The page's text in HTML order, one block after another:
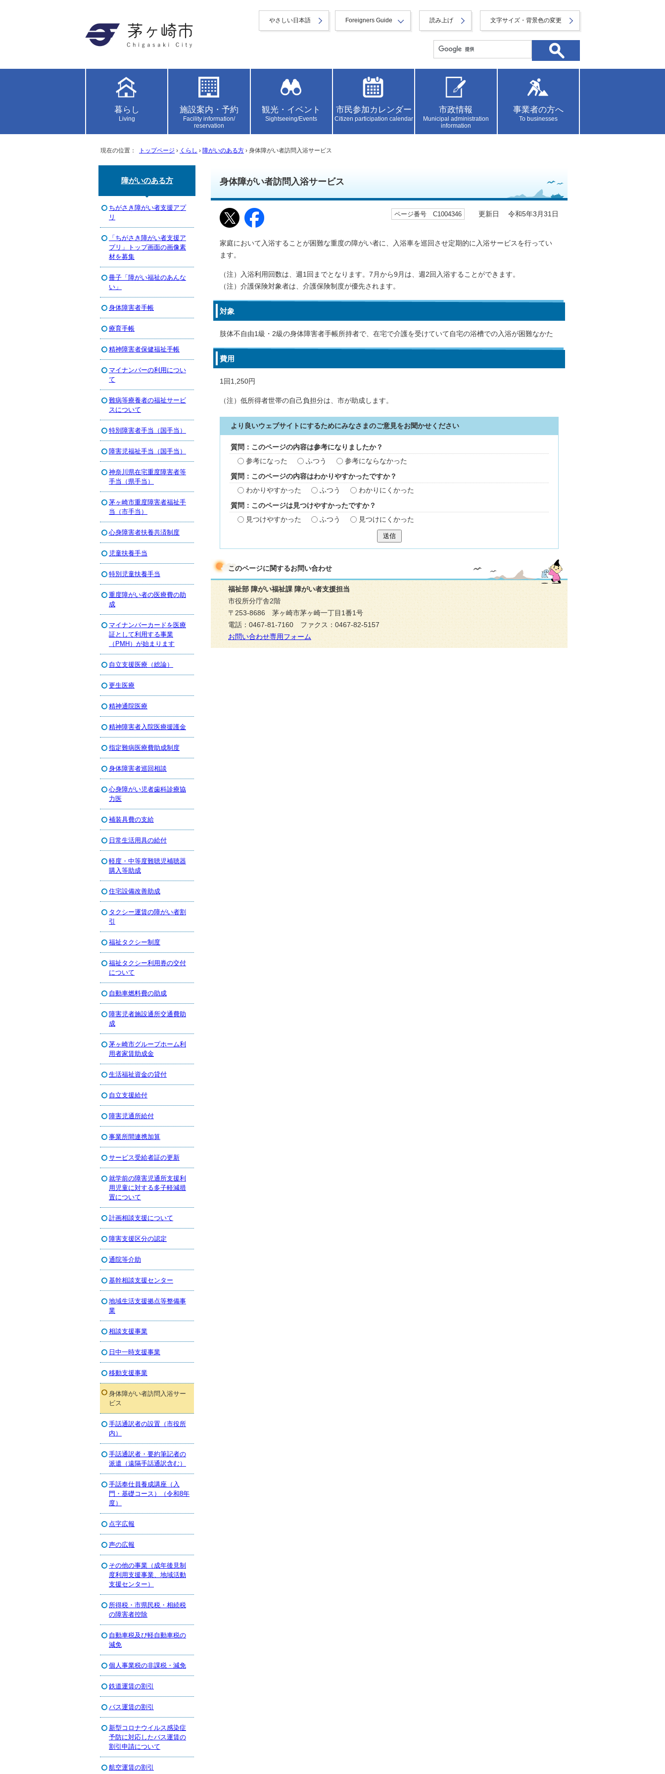
やさしい日本語 Foreigners Guide 読み上げ 文字サイズ・背景色の変更
暮らし
Living
施設案内・予約
Facility information/
reservation
観光・イベント
Sightseeing/Events
市民参加カレンダー
Citizen participation calendar
市政情報
Municipal administration
information
事業者の方へ
To businesses
現在の位置： トップページ › くらし › 障がいのある方 › 身体障がい者訪問入浴サービス
身体障がい者訪問入浴サービス
ページ番号 C1004346 更新日 令和5年3月31日
家庭において入浴することが困難な重度の障がい者に、入浴車を巡回させ定期的に入浴サービスを行ってい
ます。
（注）入浴利用回数は、週1回までとなります。7月から9月は、週2回入浴することができます。
（注）介護保険対象者は、介護保険制度が優先されます。
対象
肢体不自由1級・2級の身体障害者手帳所持者で、在宅で介護を受けていて自宅の浴槽での入浴が困難なかた
費用
1回1,250円
（注）低所得者世帯の自己負担分は、市が助成します。
より良いウェブサイトにするためにみなさまのご意見をお聞かせください
質問：このページの内容は参考になりましたか？
参考になった
ふつう 参考にならなかった
質問：このページの内容はわかりやすかったですか？
わかりやすかった
ふつう わかりにくかった
質問：このページは見つけやすかったですか？
見つけやすかった
ふつう 見つけにくかった
送信
このページに関するお問い合わせ
福祉部 障がい福祉課 障がい者支援担当
市役所分庁舎2階
〒253-8686 茅ヶ崎市茅ヶ崎一丁目1番1号
電話：0467-81-7160 ファクス：0467-82-5157
お問い合わせ専用フォーム
障がいのある方
ちがさき障がい者支援アプ
リ
「ちがさき障がい者支援ア
プリ」トップ画面の画像素
材を募集
冊子「障がい福祉のあんな
い」
身体障害者手帳
療育手帳
精神障害者保健福祉手帳
マイナンバーの利用につい
て
難病等療養者の福祉サービ
スについて
特別障害者手当（国手当）
障害児福祉手当（国手当）
神奈川県在宅重度障害者等
手当（県手当）
茅ヶ崎市重度障害者福祉手
当（市手当）
心身障害者扶養共済制度
児童扶養手当
特別児童扶養手当
重度障がい者の医療費の助
成
マイナンバーカードを医療
証として利用する事業
（PMH）が始まります
自立支援医療（総論）
更生医療
精神通院医療
精神障害者入院医療援護金
指定難病医療費助成制度
身体障害者巡回相談
心身障がい児者歯科診療協
力医
補装具費の支給
日常生活用具の給付
軽度・中等度難聴児補聴器
購入等助成
住宅設備改善助成
タクシー運賃の障がい者割
引
福祉タクシー制度
福祉タクシー利用券の交付
について
自動車燃料費の助成
障害児者施設通所交通費助
成
茅ヶ崎市グループホーム利
用者家賃助成金
生活福祉資金の貸付
自立支援給付
障害児通所給付
事業所間連携加算
サービス受給者証の更新
就学前の障害児通所支援利
用児童に対する多子軽減措
置について
計画相談支援について
障害支援区分の認定
通院等介助
基幹相談支援センター
地域生活支援拠点等整備事
業
相談支援事業
日中一時支援事業
移動支援事業
身体障がい者訪問入浴サー
ビス
手話通訳者の設置（市役所
内）
手話通訳者・要約筆記者の
派遣（遠隔手話通訳含む）
手話奉仕員養成講座（入
門・基礎コース）（令和8年
度）
点字広報
声の広報
その他の事業（成年後見制
度利用支援事業、地域活動
支援センター）
所得税・市県民税・相続税
の障害者控除
自動車税及び軽自動車税の
減免
個人事業税の非課税・減免
鉄道運賃の割引
バス運賃の割引
新型コロナウイルス感染症
予防に対応したバス運賃の
割引申請について
航空運賃の割引